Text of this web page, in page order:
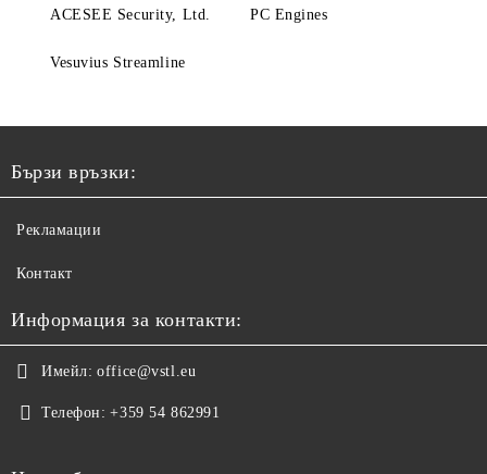
ACESEE Security, Ltd. PC Engines
Vesuvius Streamline
Бързи връзки:
Рекламации
Контакт
Информация за контакти:
Имейл: office@vstl.eu
Телефон: +359 54 862991